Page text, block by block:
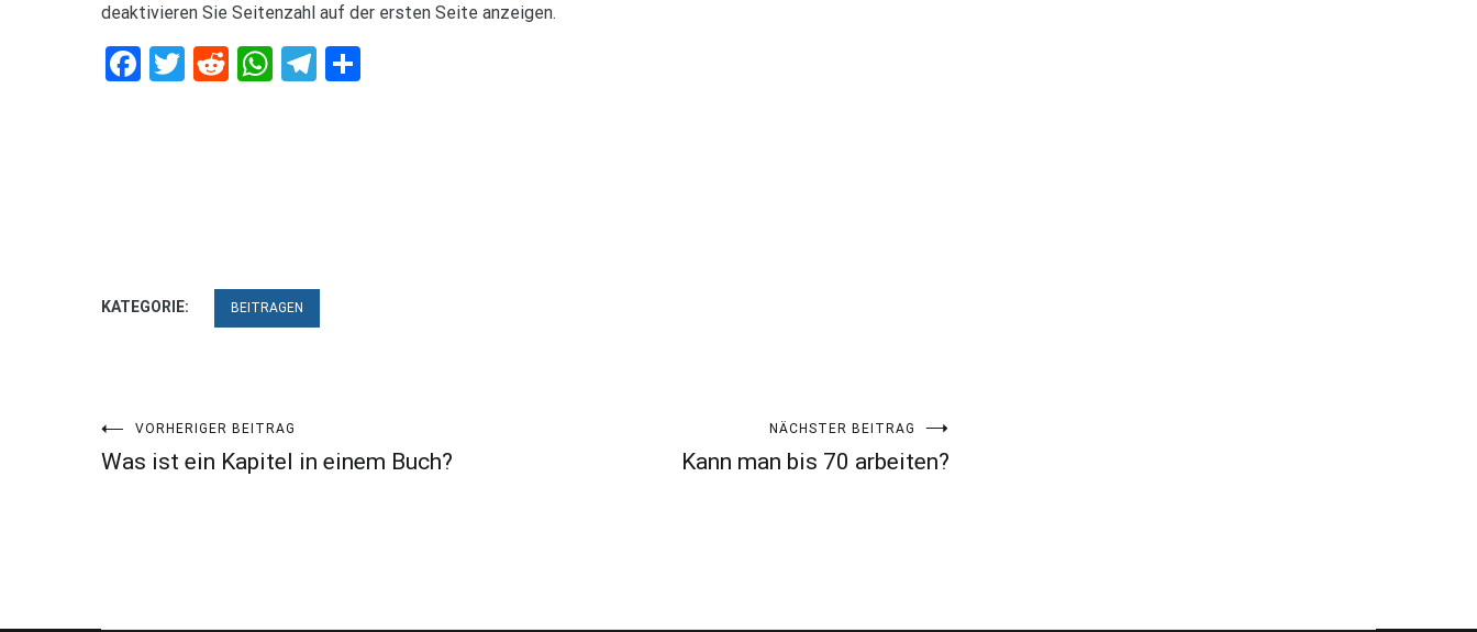
deaktivieren Sie Seitenzahl auf der ersten Seite anzeigen.
Facebook
Twitter
RedditWhatsApp
Telegram
KATEGORIE: BEITRAGEN
Beitragsnavigation
VORHERIGER BEITRAG
Was ist ein Kapitel in einem Buch?
NÄCHSTER BEITRAG
Kann man bis 70 arbeiten?